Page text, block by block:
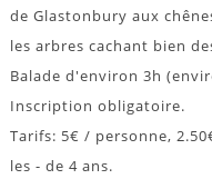
de Glastonbury aux
les arbres cachant bien
Balade d'environ 3h
Inscription obligatoire.
Tarifs: 5€ / personne,
les - de 4 ans.